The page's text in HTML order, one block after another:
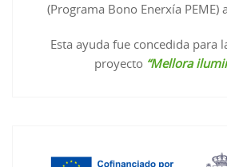
(Programa Bono Enerxía PEME)
Esta ayuda fue concedida para
proyecto “Mellora